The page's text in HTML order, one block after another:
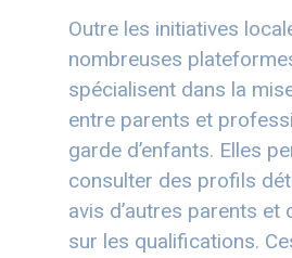
Outre les initiatives
nombreuses
spécialisent dans la
entre parents et
garde d’enfants. Elles
consulter des profils
avis d’autres parents
sur les qualifications.